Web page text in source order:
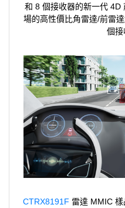
和 8 個接收器的新一代 4D
場的高性價比角雷達/前雷
個接
CTRX8191F 雷達 MMIC